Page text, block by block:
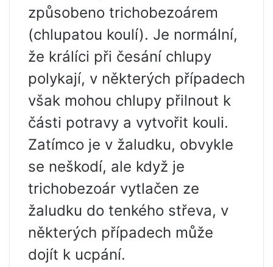
způsobeno trichobezoárem
(chlupatou koulí). Je normální,
že králíci při česání chlupy
polykají, v některých případech
však mohou chlupy přilnout k
části potravy a vytvořit kouli.
Zatímco je v žaludku, obvykle
se neškodí, ale když je
trichobezoár vytlačen ze
žaludku do tenkého střeva, v
některých případech může
dojít k ucpání.